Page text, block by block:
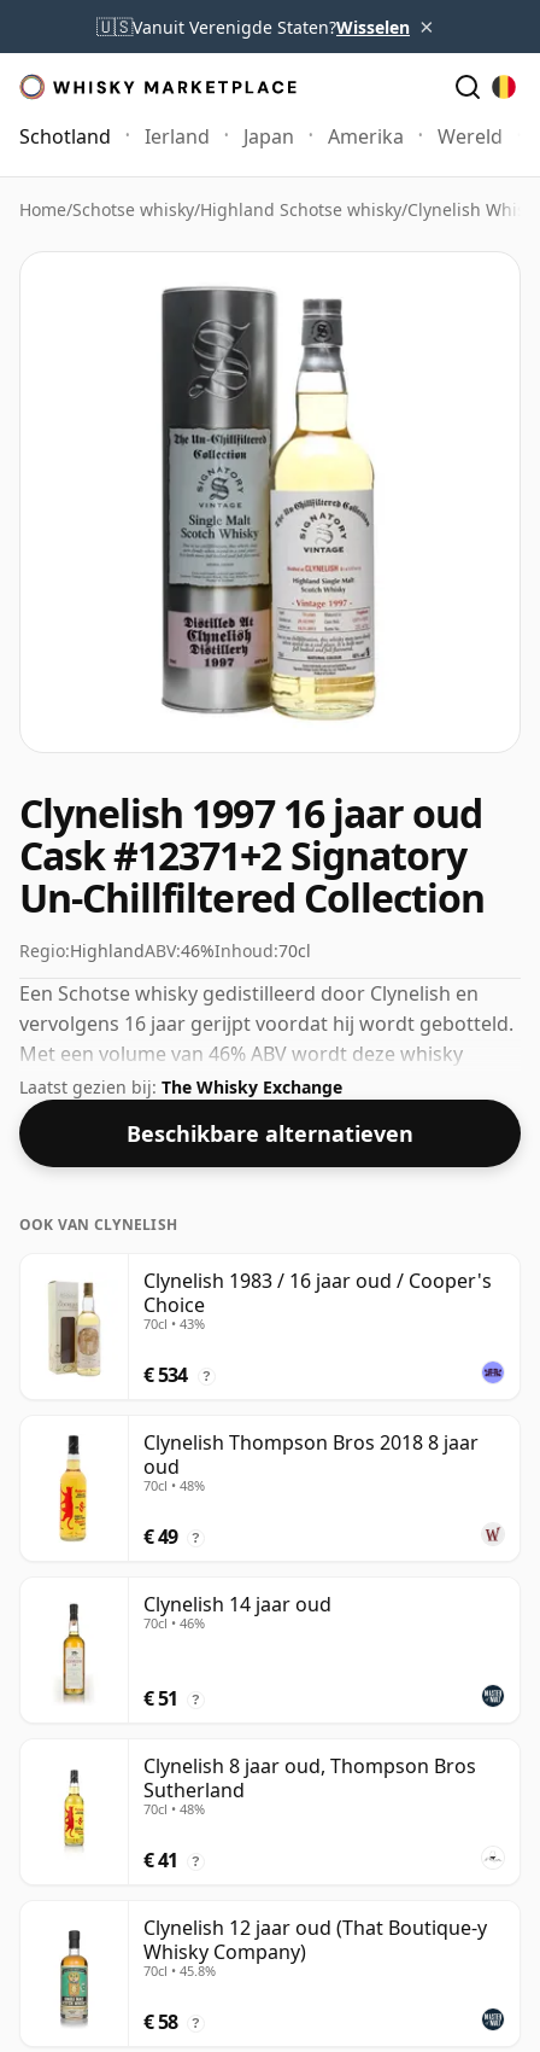
🇺🇸Vanuit Verenigde Staten?Wisselen ×
Schotland Ierland Japan Amerika Wereld
Home/Schotse whisky/Highland Schotse whisky/Clynelish
Clynelish 1997 16 jaar oud
Cask #12371+2 Signatory
Un-Chillfiltered Collection
Regio:HighlandABV:46%Inhoud:70cl
Een Schotse whisky gedistilleerd door Clynelish en
vervolgens 16 jaar gerijpt voordat hij wordt gebotteld.
Met een volume van 46% ABV wordt deze whisky
gebotteld op een optimale drinksterkte. Puur of met
een druppel water genoten.
Laatst gezien bij: The Whisky Exchange
Beschikbare alternatieven
OOK VAN CLYNELISH
Clynelish 1983 / 16 jaar oud / Cooper's
Choice
70cl • 43%
€ 534 ?
Clynelish Thompson Bros 2018 8 jaar
oud
70cl • 48%
€ 49 ?
Clynelish 14 jaar oud
70cl • 46%
€ 51 ?
Clynelish 8 jaar oud, Thompson Bros
Sutherland
70cl • 48%
€ 41 ?
Clynelish 12 jaar oud (That Boutique-y
Whisky Company)
70cl • 45.8%
€ 58 ?